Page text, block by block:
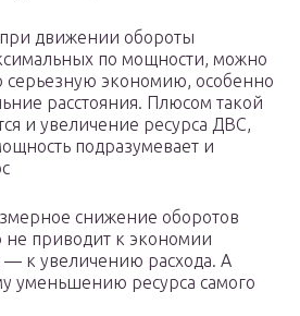
при движении обороты
по мощности, можно
серьезную экономию, особенно
расстояния. Плюсом такой
и увеличение ресурса ДВС,
подразумевает и
снижение оборотов
не приводит к экономии
— к увеличению расхода. А
уменьшению ресурса самого